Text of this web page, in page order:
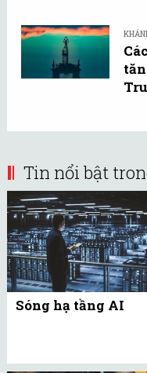
Tin nổi bật
Sóng hạ tầng AI